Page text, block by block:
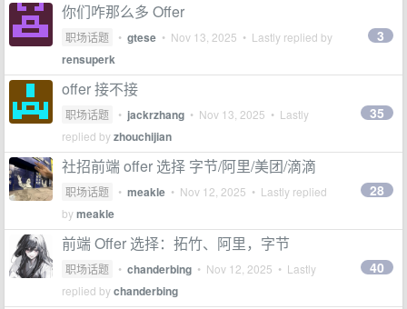
你们咋那么多 Offer
职场话题 • gtese • Nov 13, 2025 • Lastly replied by
rensuperk
3
offer 接不接
职场话题 • jackrzhang • Nov 13, 2025 • Lastly
replied byzhouchijian
35
社招前端 offer 选择 字节/阿里/美团/滴滴
职场话题 • meakle • Nov 12, 2025 • Lastly replied
bymeakle
28
前端 Offer 选择：拓竹、阿里，字节
职场话题 • chanderbing • Nov 12, 2025 • Lastly
replied bychanderbing
40